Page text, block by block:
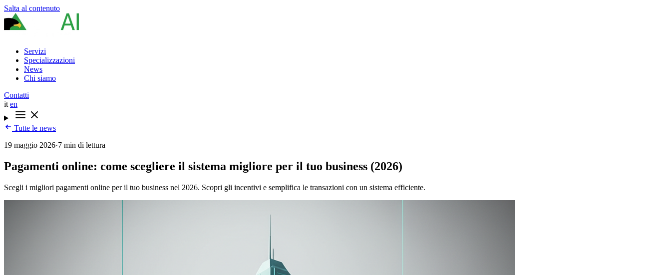
Salta al contenuto
Servizi
Specializzazioni
News
Chi siamo
Contatti
it en
Tutte le news
19 maggio 2026·7 min di lettura
Pagamenti online: come scegliere il sistema migliore per il tuo business (2026)
Scegli i migliori pagamenti online per il tuo business nel 2026. Scopri gli incentivi e semplifica le transazioni con un sistema efficiente.